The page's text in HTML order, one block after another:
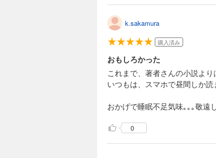
k.sakamura
購入済み
おもしろかった
これまで、著者さんの小説よ
いつもは、スマホで昼間しか
おかげで睡眠不足気味｡｡｡敬遠
0